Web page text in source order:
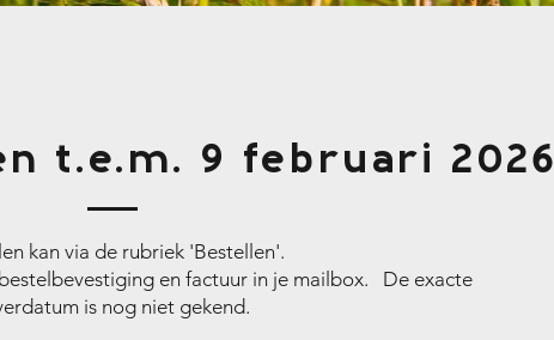
t.e.m. 9 februari 2026
kan via de rubriek 'Bestellen'.
en factuur in je mailbox. De exacte
is nog niet gekend.